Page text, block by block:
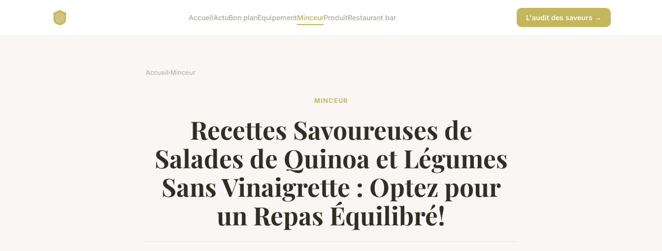
AccueilActuBon planEquipementMinceurProduitRestaurant bar L'audit des saveurs →
Accueil›Minceur
MINCEUR
Recettes Savoureuses de
Salades de Quinoa et Légumes
Sans Vinaigrette : Optez pour
un Repas Équilibré!